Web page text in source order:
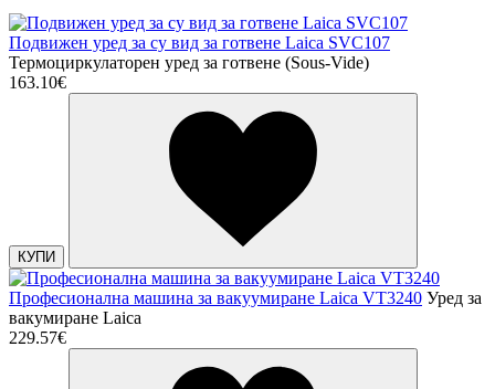
Подвижен уред за су вид за готвене Laica SVC107
Термоциркулаторен уред за готвене (Sous-Vide)
163.10€
КУПИ
Професионална машина за вакуумиране Laica VT3240 Уред за
вакумиране Laica
229.57€